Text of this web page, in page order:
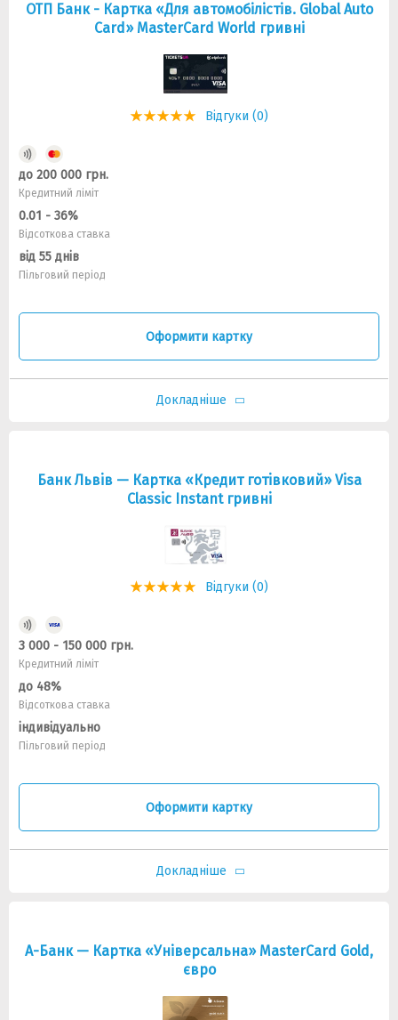
ОТП Банк - Картка «Для автомобілістів. Global Auto
Card» MasterCard World гривні
Відгуки (0)
до 200 000 грн.
Кредитний ліміт
0.01 - 36%
Відсоткова ставка
від 55 днів
Пільговий період
Оформити картку
Докладніше
Банк Львiв — Картка «Кредит готiвковий» Visa
Classic Instant гривнi
Відгуки (0)
3 000 - 150 000 грн.
Кредитний ліміт
до 48%
Відсоткова ставка
індивідуально
Пільговий період
Оформити картку
Докладніше
А-Банк — Картка «Універсальна» MasterCard Gold,
євро